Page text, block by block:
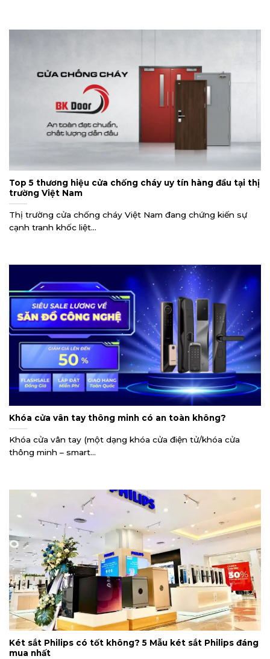
Top 5 thương hiệu cửa chống cháy uy tín hàng đầu tại thị
trường Việt Nam
Thị trường cửa chống cháy Việt Nam đang chứng kiến sự
cạnh tranh khốc liệt...
Khóa cửa vân tay thông minh có an toàn không?
Khóa cửa vân tay (một dạng khóa cửa điện tử/khóa cửa
thông minh – smart...
Két sắt Philips có tốt không? 5 Mẫu két sắt Philips đáng
mua nhất